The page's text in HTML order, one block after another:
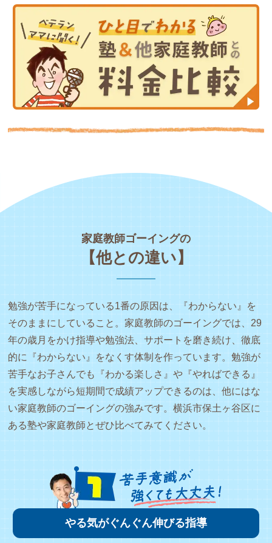
家庭教師ゴーイングの
【他との違い】
勉強が苦手になっている1番の原因は、『わからない』を
そのままにしていること。家庭教師のゴーイングでは、29
年の歳月をかけ指導や勉強法、サポートを磨き続け、徹底
的に『わからない』をなくす体制を作っています。勉強が
苦手なお子さんでも『わかる楽しさ』や『やればできる』
を実感しながら短期間で成績アップできるのは、他にはな
い家庭教師のゴーイングの強みです。横浜市保土ヶ谷区に
ある塾や家庭教師とぜひ比べてみてください。
やる気がぐんぐん伸びる指導